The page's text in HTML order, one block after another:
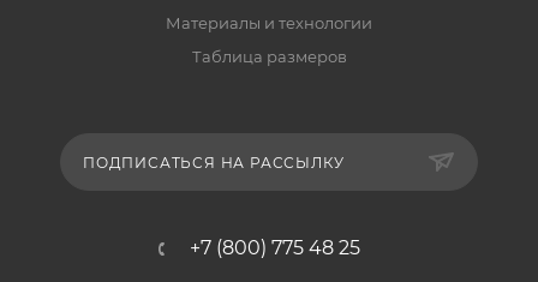
Материалы и технологии
Таблица размеров
ПОДПИСАТЬСЯ НА РАССЫЛКУ
+7 (800) 775 48 25